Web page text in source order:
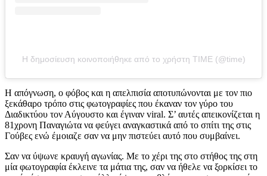
Η δημοσίευση κοινοποιήθηκε από το χρήστη TIME (@time)
Η απόγνωση, ο φόβος και η απελπισία αποτυπώνονται με τον πιο
ξεκάθαρο τρόπο στις φωτογραφίες που έκαναν τον γύρο του
Διαδικτύου τον Αύγουστο και έγιναν viral. Σ’ αυτές απεικονίζεται η
81χρονη Παναγιώτα να φεύγει αναγκαστικά από το σπίτι της στις
Γούβες ενώ έμοιαζε σαν να μην πιστεύει αυτό που συμβαίνει.
Σαν να ύψωνε κραυγή αγωνίας. Με το χέρι της στο στήθος της στη
μία φωτογραφία έκλεινε τα μάτια της, σαν να ήθελε να ξορκίσει το